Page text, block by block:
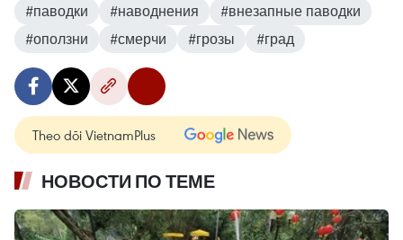
#паводки
#наводнения
#внезапные паводки
#оползни
#смерчи #грозы #град
Theo dõi VietnamPlus
НОВОСТИ ПО ТЕМЕ